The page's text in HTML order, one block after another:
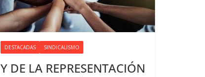
DESTACADAS SINDICALISMO
Y DE LA REPRESENTACIÓN